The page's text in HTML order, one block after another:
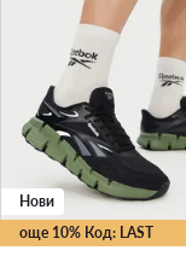
още 10% Код: LAST
Нови